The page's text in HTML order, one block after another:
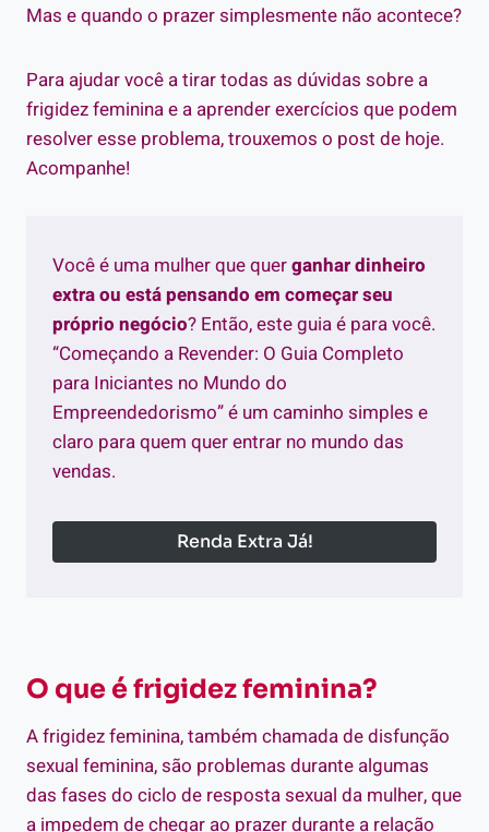
Mas e quando o prazer simplesmente não acontece?
Para ajudar você a tirar todas as dúvidas sobre a
frigidez feminina e a aprender exercícios que podem
resolver esse problema, trouxemos o post de hoje.
Acompanhe!
Você é uma mulher que querganhar dinheiro
extra ou está pensando em começar seu
próprio negócio? Então, este guia é para você.
“Começando a Revender: O Guia Completo
para Iniciantes no Mundo do
Empreendedorismo” é um caminho simples e
claro para quem quer entrar no mundo das
vendas.
Renda Extra Já!
O que é frigidez feminina?
A frigidez feminina, também chamada de disfunção
sexual feminina, são problemas durante algumas
das fases do ciclo de resposta sexual da mulher, que
a impedem de chegar ao prazer durante a relação